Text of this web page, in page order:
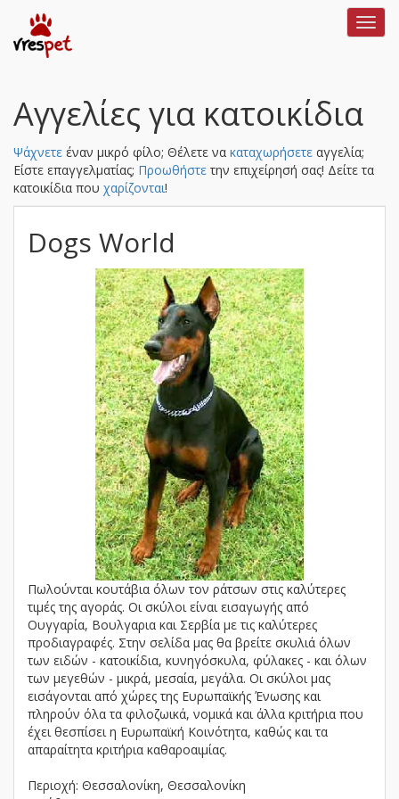
Αγγελίες για κατοικίδια
Ψάχνετε έναν μικρό φίλο; Θέλετε να καταχωρήσετε αγγελία;
Είστε επαγγελματίας; Προωθήστε την επιχείρησή σας! Δείτε τα
κατοικίδια που χαρίζονται!
Dogs World
Πωλούνται κουτάβια όλων τον ράτσων στις καλύτερες
τιμές της αγοράς. Οι σκύλοι είναι εισαγωγής από
Ουγγαρία, Βουλγαρια και Σερβία με τις καλύτερες
προδιαγραφές. Στην σελίδα μας θα βρείτε σκυλιά όλων
των ειδών - κατοικίδια, κυνηγόσκυλα, φύλακες - και όλων
των μεγεθών - μικρά, μεσαία, μεγάλα. Οι σκύλοι μας
εισάγονται από χώρες της Ευρωπαϊκής Ένωσης και
πληρούν όλα τα φιλοζωικά, νομικά και άλλα κριτήρια που
έχει θεσπίσει η Ευρωπαϊκή Κοινότητα, καθώς και τα
απαραίτητα κριτήρια καθαροαιμίας.
Περιοχή: Θεσσαλονίκη, Θεσσαλονίκη